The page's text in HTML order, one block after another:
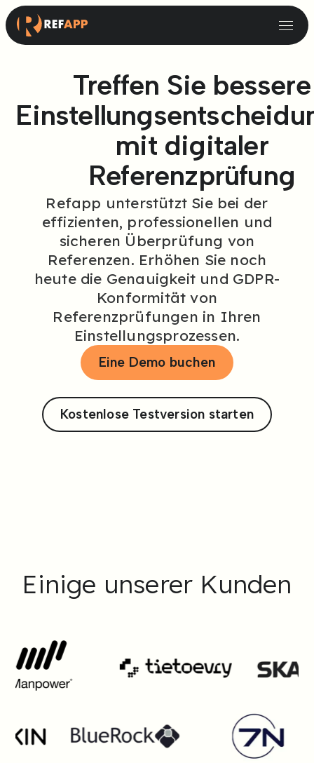
Treffen Sie bessere
mit digitaler
Referenzprüfung
Refapp unterstützt Sie bei der
effizienten, professionellen und
sicheren Überprüfung von
Referenzen. Erhöhen Sie noch
heute die Genauigkeit und GDPR-
Konformität von
Referenzprüfungen in Ihren
Einstellungsprozessen.
Eine Demo buchen
Kostenlose Testversion starten
Einige unserer Kunden